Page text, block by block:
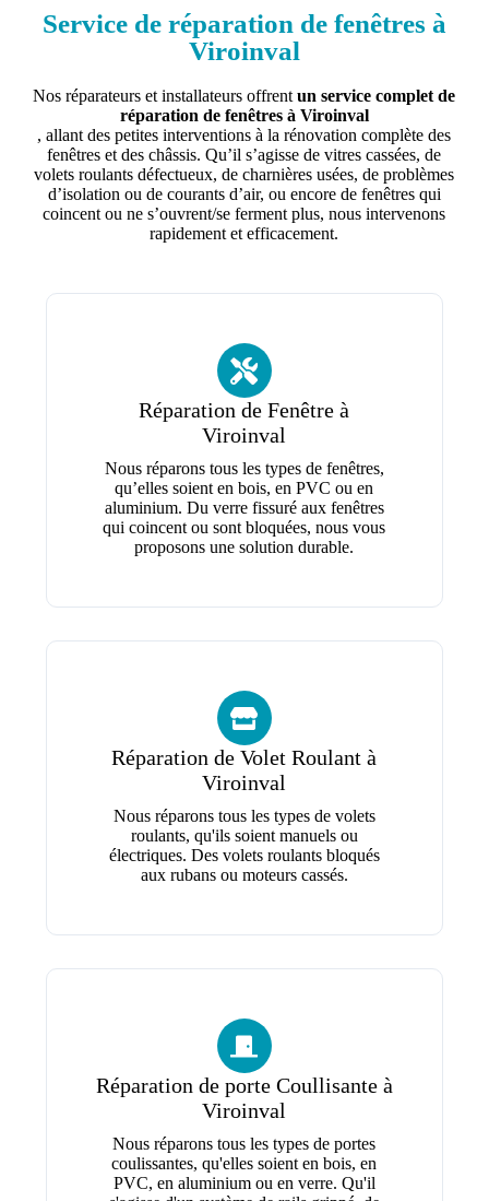
Service de réparation de fenêtres à
Viroinval
Nos réparateurs et installateurs offrentun service complet de
réparation de fenêtres à Viroinval
, allant des petites interventions à la rénovation complète des
fenêtres et des châssis. Qu’il s’agisse de vitres cassées, de
volets roulants défectueux, de charnières usées, de problèmes
d’isolation ou de courants d’air, ou encore de fenêtres qui
coincent ou ne s’ouvrent/se ferment plus, nous intervenons
rapidement et efficacement.
Réparation de Fenêtre à
Viroinval
Nous réparons tous les types de fenêtres,
qu’elles soient en bois, en PVC ou en
aluminium. Du verre fissuré aux fenêtres
qui coincent ou sont bloquées, nous vous
proposons une solution durable.
Réparation de Volet Roulant à
Viroinval
Nous réparons tous les types de volets
roulants, qu'ils soient manuels ou
électriques. Des volets roulants bloqués
aux rubans ou moteurs cassés.
Réparation de porte Coullisante à
Viroinval
Nous réparons tous les types de portes
coulissantes, qu'elles soient en bois, en
PVC, en aluminium ou en verre. Qu'il